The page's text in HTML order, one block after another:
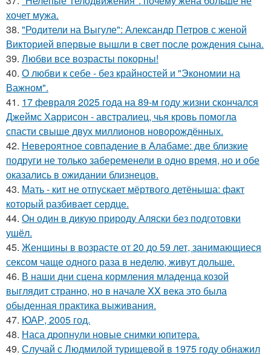
хочет мужа.
38. "Родители на Выгуле": Александр Петров с женой
Викторией впервые вышли в свет после рождения сына.
39. Любви все возрасты покорны!
40. О любви к себе - без крайностей и "Экономии на
Важном".
41. 17 февраля 2025 года на 89-м году жизни скончался
Джеймс Харрисон - австралиец, чья кровь помогла
спасти свыше двух миллионов новорождённых.
42. Невероятное совпадение в Алабаме: две близкие
подруги не только забеременели в одно время, но и обе
оказались в ожидании близнецов.
43. Мать - кит не отпускает мёртвого детёныша: факт
который разбивает сердце.
44. Он один в дикую природу Аляски без подготовки
ушёл.
45. Женщины в возрасте от 20 до 59 лет, занимающиеся
сексом чаще одного раза в неделю, живут дольше.
46. В наши дни сцена кормления младенца козой
выглядит странно, но в начале XX века это была
обыденная практика выживания.
47. ЮАР, 2005 год.
48. Наса дропнули новые снимки юпитера.
49. Случай с Людмилой турищевой в 1975 году обнажил